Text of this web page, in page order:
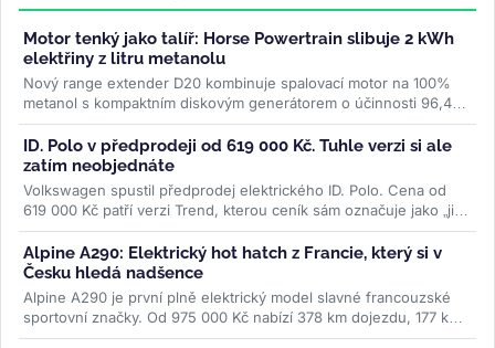
Motor tenký jako talíř: Horse Powertrain slibuje 2 kWh
elektřiny z litru metanolu
Nový range extender D20 kombinuje spalovací motor na 100%
metanol s kompaktním diskovým generátorem o účinnosti 96,4
%. Firma slibuje studený...>>
ID. Polo v předprodeji od 619 000 Kč. Tuhle verzi si ale
zatím neobjednáte
Volkswagen spustil předprodej elektrického ID. Polo. Cena od
619 000 Kč patří verzi Trend, kterou ceník sám označuje jako „již
brzy"....>>
Alpine A290: Elektrický hot hatch z Francie, který si v
Česku hledá nadšence
Alpine A290 je první plně elektrický model slavné francouzské
sportovní značky. Od 975 000 Kč nabízí 378 km dojezdu, 177 koní
a jízdní...>>